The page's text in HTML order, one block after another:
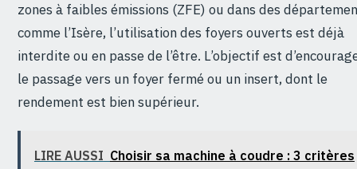
zones à faibles émissions (ZFE) ou dans des
comme l’Isère, l’utilisation des foyers ouverts est déjà
interdite ou en passe de l’être. L’objectif est
le passage vers un foyer fermé ou un insert, dont le
rendement est bien supérieur.
LIRE AUSSI Choisir sa machine à coudre : 3 critères